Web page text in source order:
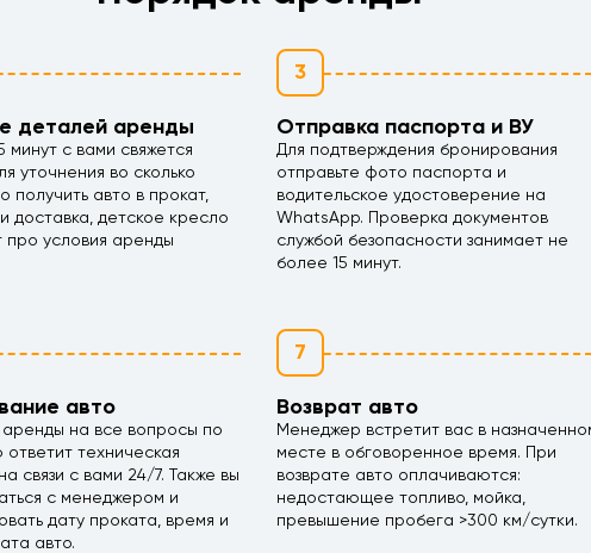
деталей аренды
минут с вами свяжется
уточнения во сколько
получить авто в прокат,
доставка, детское кресло
про условия аренды
3
Отправка паспорта и ВУ
Для подтверждения бронирования
отправьте фото паспорта и
водительское удостоверение на
WhatsApp. Проверка документов
службой безопасности занимает не
более 15 минут.
авто
на все вопросы по
техническая
связи с вами 24/7. Также вы
с менеджером и
дату проката, время и
авто.
7
Возврат авто
Менеджер встретит вас в
месте в обговоренное время. При
возврате авто оплачиваются:
недостающее топливо, мойка,
превышение пробега >300 км/сутки.